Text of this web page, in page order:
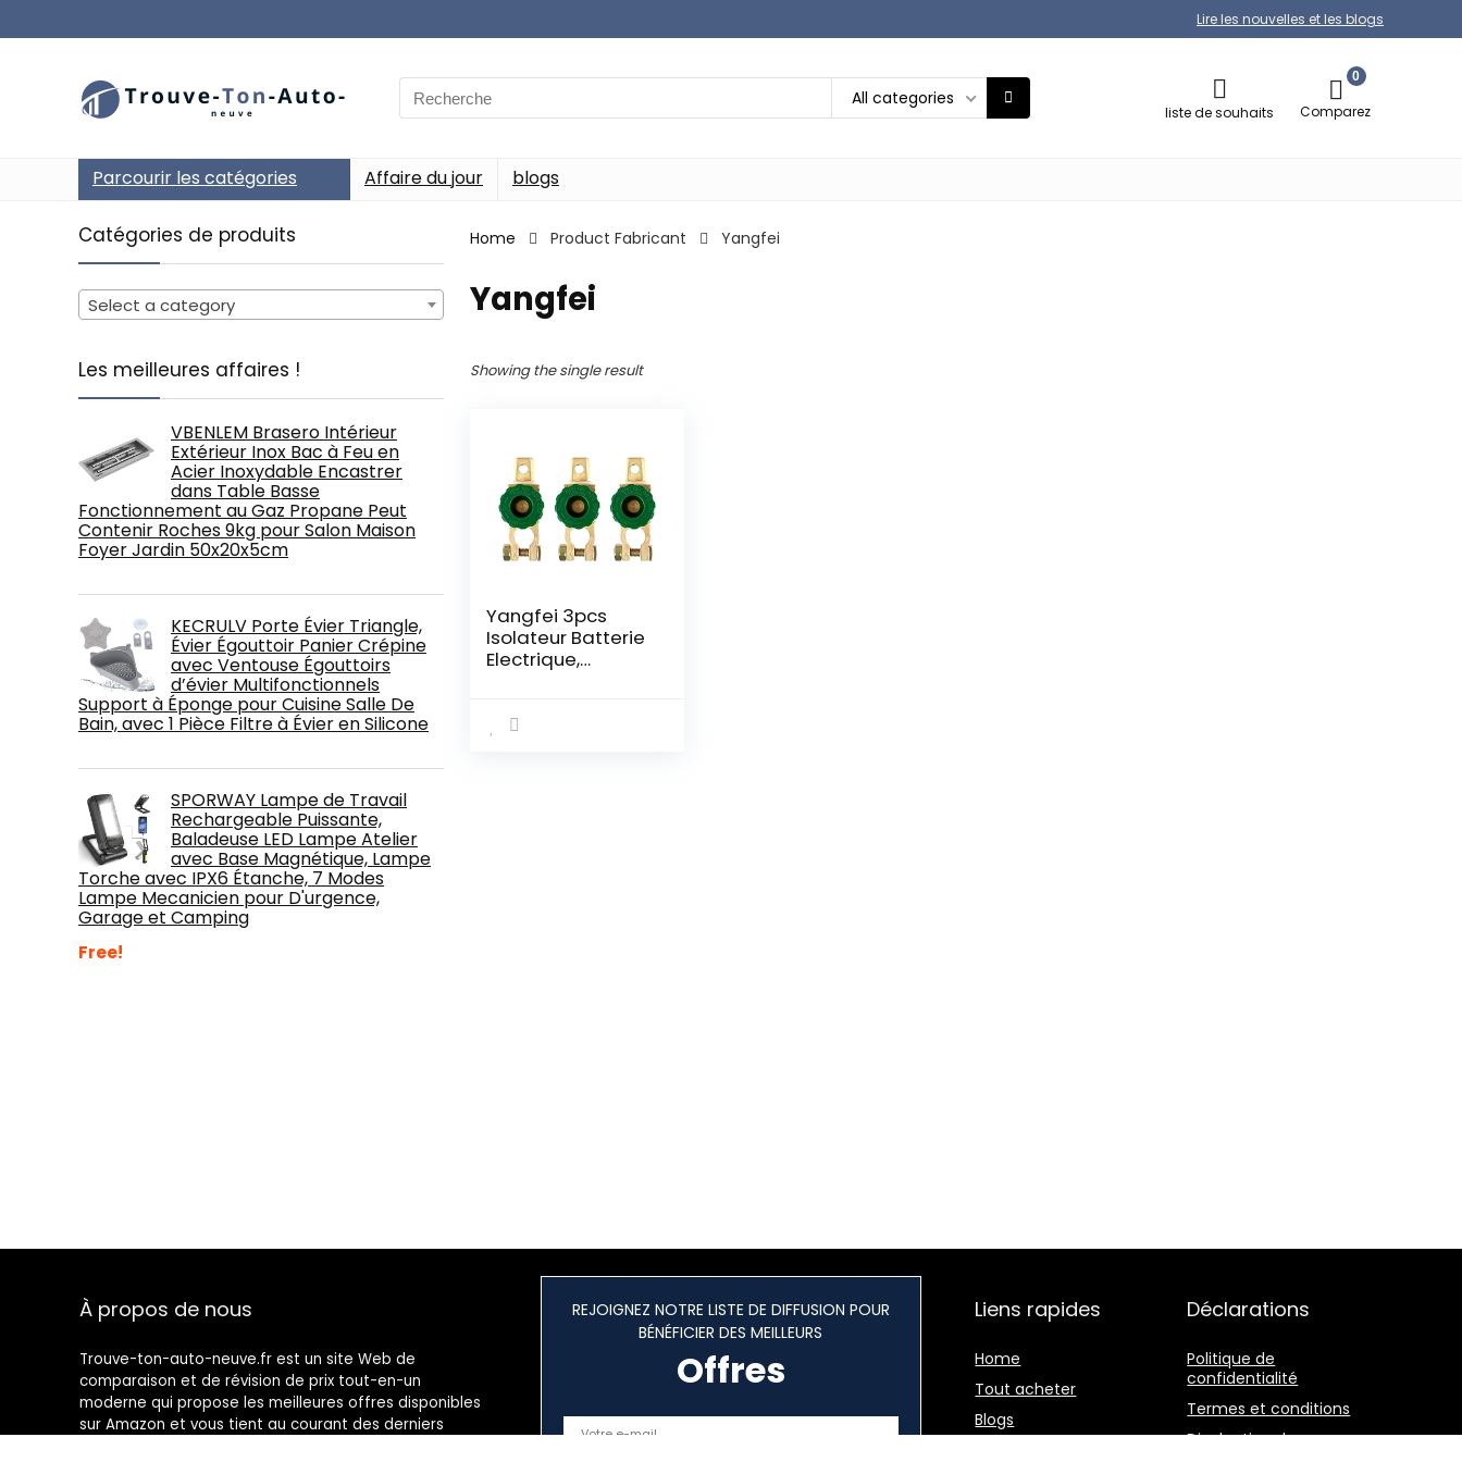
Lire les nouvelles et les blogs
Search
for:
All categories
liste de souhaits
0
Comparez
Parcourir les catégories Affaire du jour blogs
Catégories de produits
Select a category
Les meilleures affaires !
VBENLEM Brasero Intérieur
Extérieur Inox Bac à Feu en
Acier Inoxydable Encastrer
dans Table Basse
Fonctionnement au Gaz Propane Peut
Contenir Roches 9kg pour Salon Maison
Foyer Jardin 50x20x5cm
KECRULV Porte Évier Triangle,
Évier Égouttoir Panier Crépine
avec Ventouse Égouttoirs
d’évier Multifonctionnels
Support à Éponge pour Cuisine Salle De
Bain, avec 1 Pièce Filtre à Évier en Silicone
SPORWAY Lampe de Travail
Rechargeable Puissante,
Baladeuse LED Lampe Atelier
avec Base Magnétique, Lampe
Torche avec IPX6 Étanche, 7 Modes
Lampe Mecanicien pour D'urgence,
Garage et Camping
Free!
Home Product Fabricant ‎Yangfei
‎Yangfei
Showing the single result
Yangfei 3pcs
Isolateur Batterie
Electrique,
Circuit De Voiture
À propos de nous
Trouve-ton-auto-neuve.fr est un site Web de
comparaison et de révision de prix tout-en-un
moderne qui propose les meilleures offres disponibles
sur Amazon et vous tient au courant des derniers
REJOIGNEZ NOTRE LISTE DE DIFFUSION POUR
BÉNÉFICIER DES MEILLEURS
Offres
Liens rapides
Home
Tout acheter
Blogs
Déclarations
Politique de
confidentialité
Termes et conditions
Divulgation des